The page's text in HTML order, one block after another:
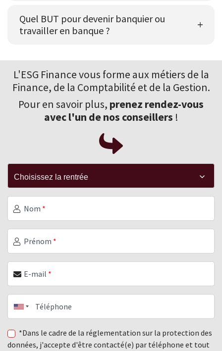
Quel BUT pour devenir banquier ou
travailler en banque ?
L'ESG Finance vous forme aux métiers de la
Finance, de la Comptabilité et de la Gestion.
Pour en savoir plus, prenez rendez-vous
avec l'un de nos conseillers !
Nom *
Prénom *
E-mail *
Téléphone
*Dans le cadre de la réglementation sur la protection des
données, j'accepte d'être contacté(e) par téléphone et tout